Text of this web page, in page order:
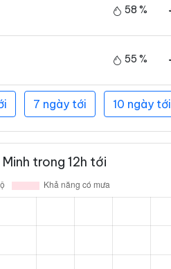
58 %
55 %
7 ngày tới 10 ngày tới
trong 12h tới